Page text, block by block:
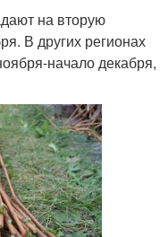
на вторую
В других регионах
начало декабря,